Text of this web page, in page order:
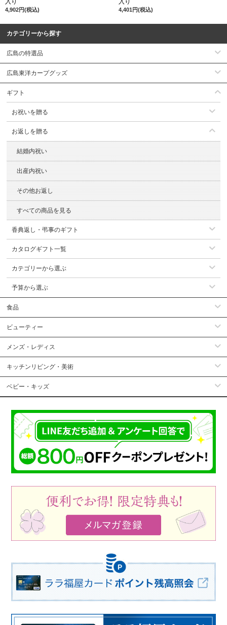
入り
4,902円(税込)
入り
4,401円(税込)
カテゴリーから探す
広島の特選品
広島東洋カープグッズ
ギフト
お祝いを贈る
お返しを贈る
結婚内祝い
出産内祝い
その他お返し
すべての商品を見る
香典返し・弔事のギフト
カタログギフト一覧
カテゴリーから選ぶ
予算から選ぶ
食品
ビューティー
メンズ・レディス
キッチンリビング・美術
ベビー・キッズ